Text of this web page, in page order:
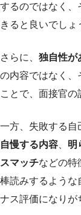
するのではなく、
きると良いでしょ
さらに、 独自性が
の内容ではなく、
ことで、面接官の
一方、失敗する自
自慢する内容
明
スマッチなどの特
棒読みするような
ナス評価になりが